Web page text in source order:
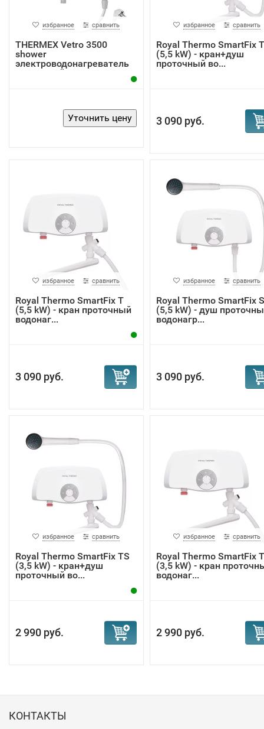
избранное сравнить
THERMEX Vetro 3500
shower
электроводонагреватель
проточный
избранное сравнить
Royal Thermo SmartFix
(5,5 kW) - кран+душ
проточный во...
3 090 руб.
избранное сравнить
Royal Thermo SmartFix T
(5,5 kW) - кран проточный
водонаг...
3 090 руб.
избранное сравнить
Royal Thermo SmartFix S
(5,5 kW) - душ
водонагр...
3 090 руб.
избранное сравнить
Royal Thermo SmartFix TS
(3,5 kW) - кран+душ
проточный во...
2 990 руб.
избранное сравнить
Royal Thermo SmartFix T
(3,5 kW) - кран
водонаг...
2 990 руб.
КОНТАКТЫ